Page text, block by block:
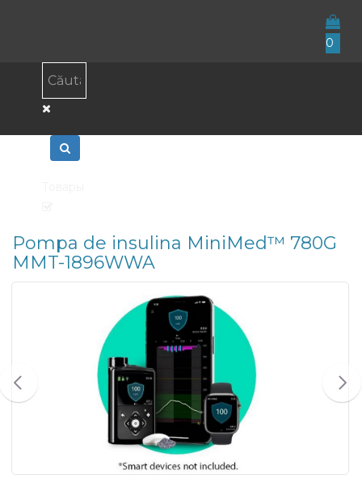
0
Pompa de insulina MiniMed™ 780G
MMT-1896WWA